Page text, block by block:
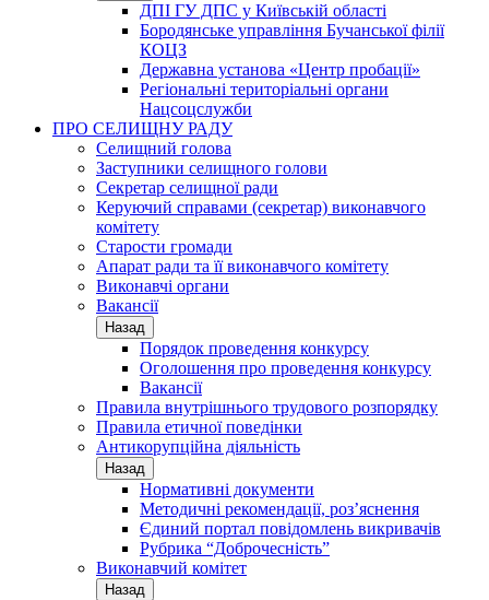
ДПІ ГУ ДПС у Київській області
Бородянське управління Бучанської філії
КОЦЗ
Державна установа «Центр пробації»
Регіональні територіальні органи
Нацсоцслужби
ПРО СЕЛИЩНУ РАДУ
Селищний голова
Заступники селищного голови
Секретар селищної ради
Керуючий справами (секретар) виконавчого
комітету
Старости громади
Апарат ради та її виконавчого комітету
Виконавчі органи
Вакансії
Назад
Порядок проведення конкурсу
Оголошення про проведення конкурсу
Вакансії
Правила внутрішнього трудового розпорядку
Правила етичної поведінки
Антикорупційна діяльність
Назад
Нормативні документи
Методичні рекомендації, роз’яснення
Єдиний портал повідомлень викривачів
Рубрика “Доброчесність”
Виконавчий комітет
Назад